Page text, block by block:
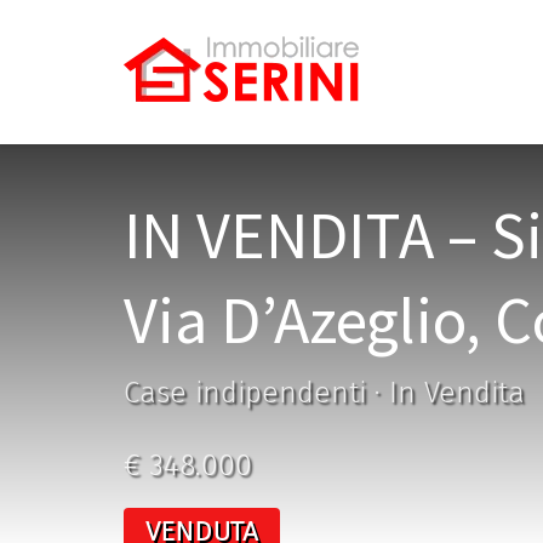
IN VENDITA –
Via D’Azeglio,
Case indipendenti · In Vendita
€ 348.000
VENDUTA